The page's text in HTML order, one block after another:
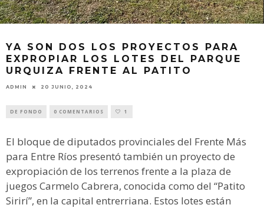
YA SON DOS LOS PROYECTOS PARA
EXPROPIAR LOS LOTES DEL PARQUE
URQUIZA FRENTE AL PATITO
ADMIN 20 JUNIO, 2024
DE FONDO 0 COMENTARIOS 1
El bloque de diputados provinciales del Frente Más
para Entre Ríos presentó también un proyecto de
expropiación de los terrenos frente a la plaza de
juegos Carmelo Cabrera, conocida como del “Patito
Sirirí”, en la capital entrerriana. Estos lotes están